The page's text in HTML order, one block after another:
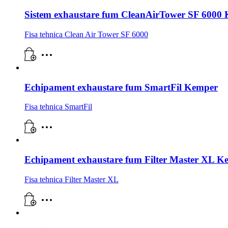
Sistem exhaustare fum CleanAirTower SF 6000
Fisa tehnica Clean Air Tower SF 6000
Echipament exhaustare fum SmartFil Kemper
Fisa tehnica SmartFil
Echipament exhaustare fum Filter Master XL
Fisa tehnica Filter Master XL